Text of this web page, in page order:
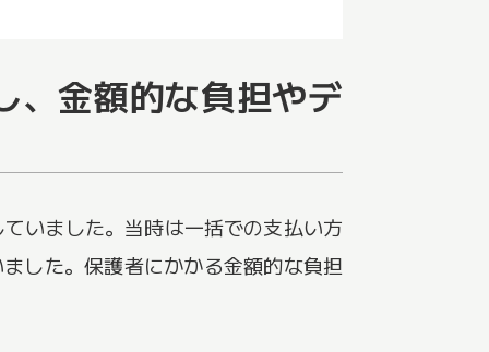
、金額的な負担やデ
いました。当時は一括での支払い方
した。保護者にかかる金額的な負担